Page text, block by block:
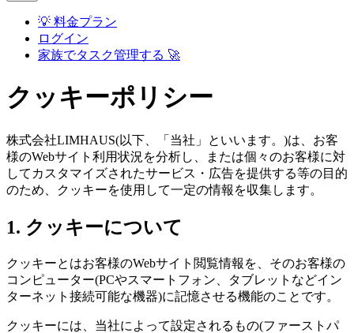
💡 料金プラン
ログイン
家族でタスク管理する 🚀
クッキーポリシー
株式会社LIMHAUS(以下、「当社」といいます。)は、お客
様のWebサイト利用状況を分析し、または個々のお客様に対
してカスタマイズされたサービス・広告を提供する等の目的
のため、クッキーを使用して一定の情報を収集します。
1. クッキーについて
クッキーとはお客様のWebサイト閲覧情報を、そのお客様の
コンピューター(PCやスマートフォン、タブレットなどイン
ターネット接続可能な機器)に記憶させる機能のことです。
クッキーには、当社によって設定されるもの(ファーストパ